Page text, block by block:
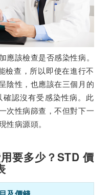
應該檢查是否感染性病。
檢查，所以即使在進行不
陰性，也應該在三個月的
認沒有受感染性病。此
次性病篩查，不但對下一
性病源頭。
要多少？STD 價